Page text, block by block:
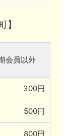
】
会員以外
300円
500円
800円